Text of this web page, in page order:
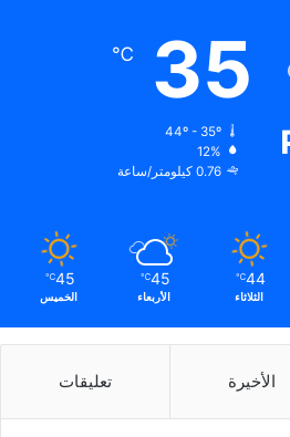
35
℃
44º - 35º
12%
0.76 كيلومتر/ساعة
44
℃
الثلاثاء
45
℃
الأربعاء
45
℃
الخميس
الأخيرة تعليقات